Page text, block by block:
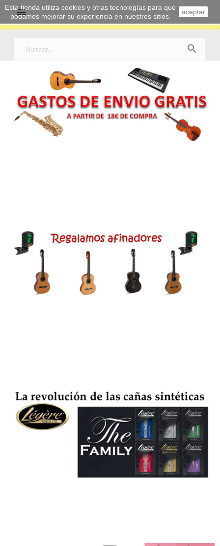


Esta tienda utiliza cookies y otras tecnologías para que
podamos mejorar su experiencia en nuestros sitios.
aceptar